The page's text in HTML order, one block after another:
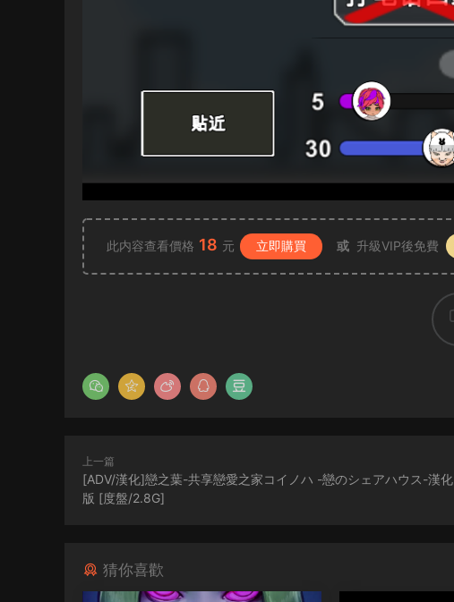
此内容查看價格 18 元 立即購買 或 升級VIP後免費
上一篇
[ADV/漢化]戀之葉-共享戀愛之家コイノハ -戀のシェアハウス-漢化
版 [度盤/2.8G]
猜你喜歡